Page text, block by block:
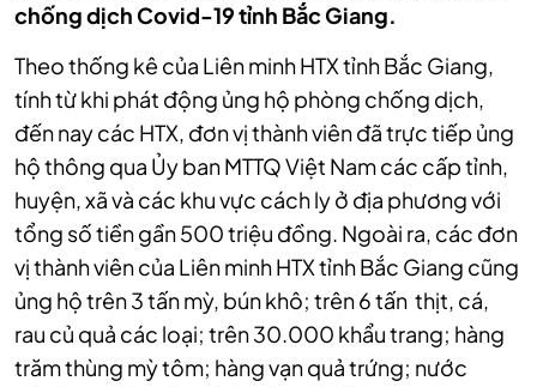
chống dịch Covid-19 tỉnh Bắc Giang.
Theo thống kê của Liên minh HTX tỉnh Bắc Giang,
tính từ khi phát động ủng hộ phòng chống dịch,
đến nay các HTX, đơn vị thành viên đã trực tiếp ủng
hộ thông qua Ủy ban MTTQ Việt Nam các cấp tỉnh,
huyện, xã và các khu vực cách ly ở địa phương với
tổng số tiền gần 500 triệu đồng. Ngoài ra, các đơn
vị thành viên của Liên minh HTX tỉnh Bắc Giang cũng
ủng hộ trên 3 tấn mỳ, bún khô; trên 6 tấn thịt, cá,
rau củ quả các loại; trên 30.000 khẩu trang; hàng
trăm thùng mỳ tôm; hàng vạn quả trứng; nước